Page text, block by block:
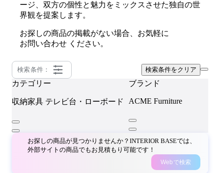
ージ、双方の個性と魅力をミックスさせた独自の世
界観を提案します。
お探しの商品の掲載がない場合、お気軽に
お問い合わせ ください。
検索条件： 検索条件をクリア
カテゴリー
収納家具 テレビ台・ローボード
ブランド
ACME Furniture
お探しの商品が見つかりませんか？INTERIOR BASEでは、
外部サイトの商品でもお見積もり可能です！
Webで検索